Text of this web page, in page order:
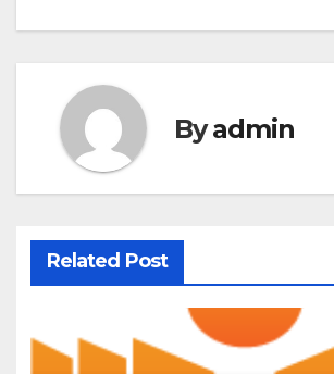
Byadmin
Related Post